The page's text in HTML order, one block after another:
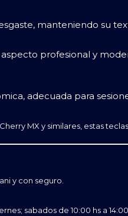
manteniendo su
profesional y
adecuada para
MX y similares, estas
y con seguro.
sabados de 10:00 hs a 14:00